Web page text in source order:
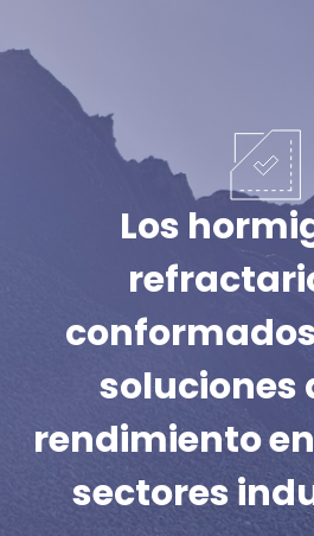
Los
soluciones
rendimiento
sectores